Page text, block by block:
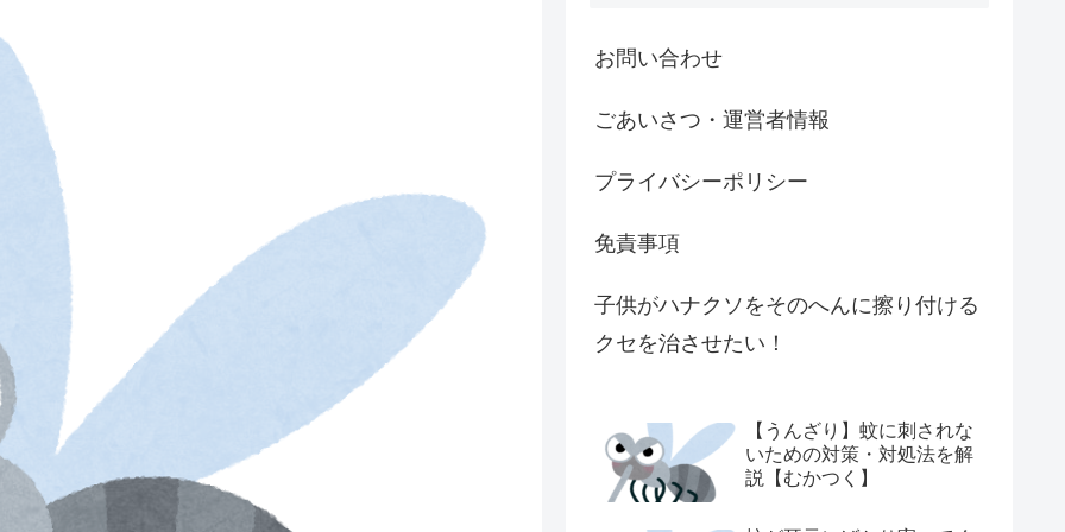
お問い合わせ
ごあいさつ・運営者情報
プライバシーポリシー
免責事項
子供がハナクソをそのへんに擦り付ける
クセを治させたい！
【うんざり】蚊に刺されな
いための対策・対処法を解
説【むかつく】